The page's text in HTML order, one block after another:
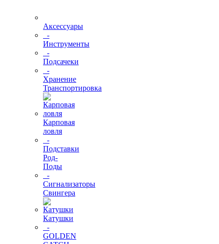
Аксессуары
-
Инструменты
-
Подсачеки
-
Хранение
Транспортировка
Карповая
ловля
-
Подставки
Род-
Поды
-
Сигнализаторы
Свингера
Катушки
-
GOLDEN